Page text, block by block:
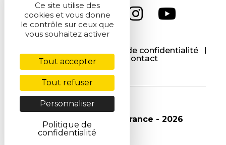
Politique de confidentialité
Cookies
Contact
© Société Chimique de France - 2026
Ce site utilise des
cookies et vous donne
le contrôle sur ceux que
vous souhaitez activer
Tout accepter
Tout refuser
Personnaliser
Politique de
confidentialité